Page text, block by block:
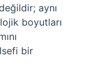
aynı
boyutları
bir